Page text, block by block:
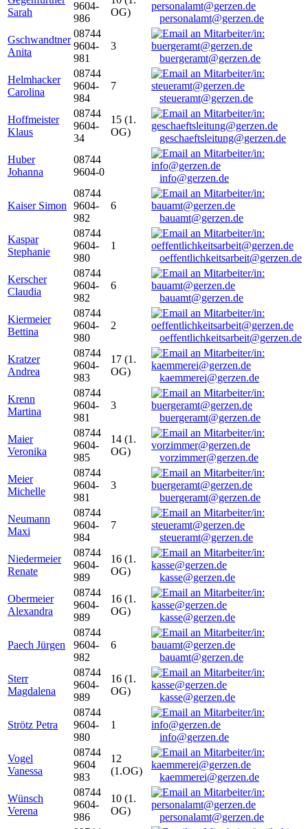
Sarah
9604-
986
OG)
personalamt@gerzen.de
Gschwandtner
Anita
08744
9604-
981
3
buergeramt@gerzen.de
Helmhacker
Carolina
08744
9604-
984
7
steueramt@gerzen.de
Hoffmeister
Klaus
08744
9604-
34
15 (1.
OG)
geschaeftsleitung@gerzen.de
Huber
Johanna
08744
9604-0
info@gerzen.de
Kaiser Simon
08744
9604-
982
6
bauamt@gerzen.de
Kaspar
Stephanie
08744
9604-
980
1
oeffentlichkeitsarbeit@gerzen.de
Kerscher
Claudia
08744
9604-
982
6
bauamt@gerzen.de
Kiermeier
Bettina
08744
9604-
980
2
oeffentlichkeitsarbeit@gerzen.de
Kratzer
Andrea
08744
9604-
983
17 (1.
OG)
kaemmerei@gerzen.de
Krenn
Martina
08744
9604-
981
3
buergeramt@gerzen.de
Maier
Veronika
08744
9604-
985
14 (1.
OG)
vorzimmer@gerzen.de
Meier
Michelle
08744
9604-
981
3
buergeramt@gerzen.de
Neumann
Maxi
08744
9604-
984
7
steueramt@gerzen.de
Niedermeier
Renate
08744
9604-
989
16 (1.
OG)
kasse@gerzen.de
Obermeier
Alexandra
08744
9604-
989
16 (1.
OG)
kasse@gerzen.de
Paech Jürgen
08744
9604-
982
6
bauamt@gerzen.de
Sterr
Magdalena
08744
9604-
989
16 (1.
OG)
kasse@gerzen.de
Strötz Petra
08744
9604-
980
1
info@gerzen.de
Vogel
Vanessa
08744
9604
983
12
(1.OG)
kaemmerei@gerzen.de
Wünsch
Verena
08744
9604-
986
10 (1.
OG)
personalamt@gerzen.de